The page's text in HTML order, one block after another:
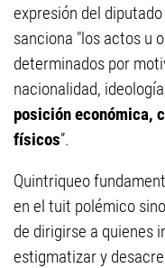
expresión del
sanciona "los actos u
determinados por
nacionalidad,
posición económica,
físicos”.
Quintriqueo
en el tuit polémico
de dirigirse a quienes
estigmatizar y